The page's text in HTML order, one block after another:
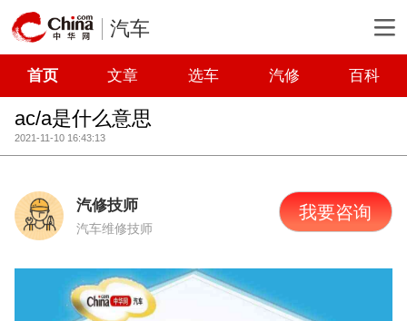
汽车
首页 文章 选车 汽修 百科
ac/a是什么意思
2021-11-10 16:43:13
汽修技师
汽车维修技师
我要咨询